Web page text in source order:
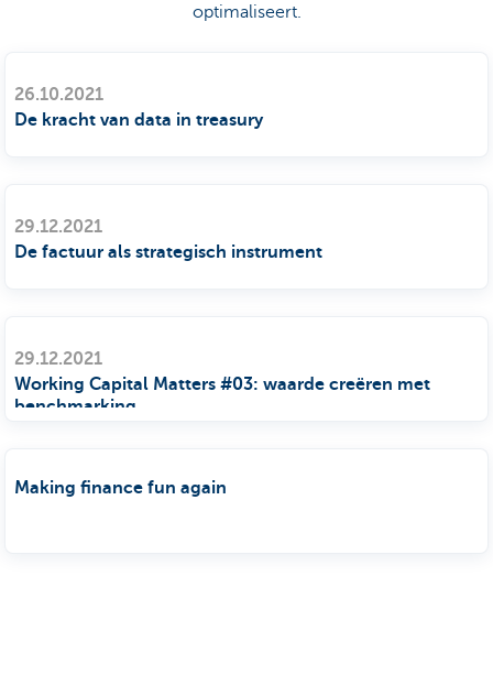
optimaliseert.
26.10.2021
De kracht van data in treasury
29.12.2021
De factuur als strategisch instrument
29.12.2021
Working Capital Matters #03: waarde creëren met
benchmarking
Making finance fun again